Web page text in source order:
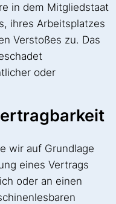
in dem Mitgliedstaat
ihres Arbeitsplatzes
Verstoßes zu. Das
oder
wir auf Grundlage
eines Vertrags
oder an einen